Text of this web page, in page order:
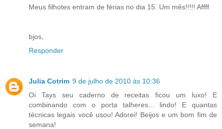
Meus filhotes entram de férias no dia 15. Um mês!!!!! Affff
bjos,
Responder
Julia Cotrim 9 de julho de 2010 às 10:36
Oi Tays seu caderno de receitas ficou um luxo! E
combinando com o porta talheres... lindo! E quantas
técnicas legais você usou! Adorei! Beijos e um bom fim de
semana!